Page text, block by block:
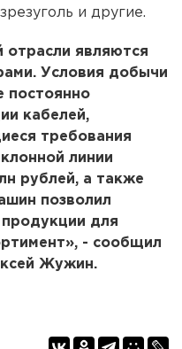
и другие.
отрасли являются
Условия добычи
постоянно
кабелей,
требования
линии
рублей, а также
позволил
для
- сообщил
Жужин.